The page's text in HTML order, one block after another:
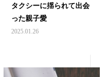
タクシーに揺られて出会
った親子愛
2025.01.26